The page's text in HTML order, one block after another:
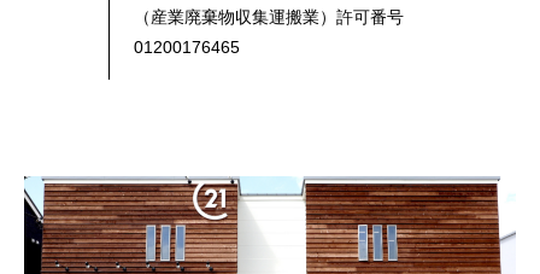
（産業廃棄物収集運搬業）許可番号
01200176465